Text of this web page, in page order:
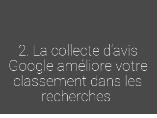
2. La collecte d’avis
Google améliore votre
classement dans les
recherches